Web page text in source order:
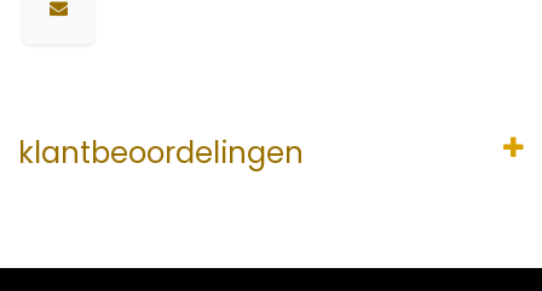
klantbeoordelingen